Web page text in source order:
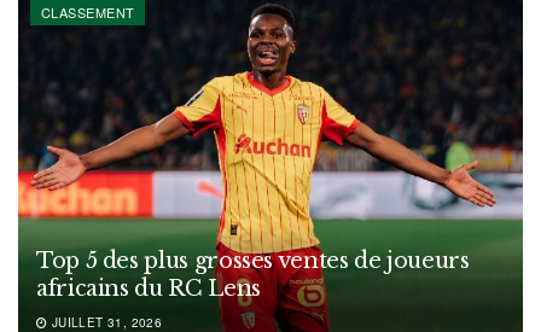
CLASSEMENT
Top 5 des plus grosses ventes de joueurs
africains du RC Lens
JUILLET 31, 2026